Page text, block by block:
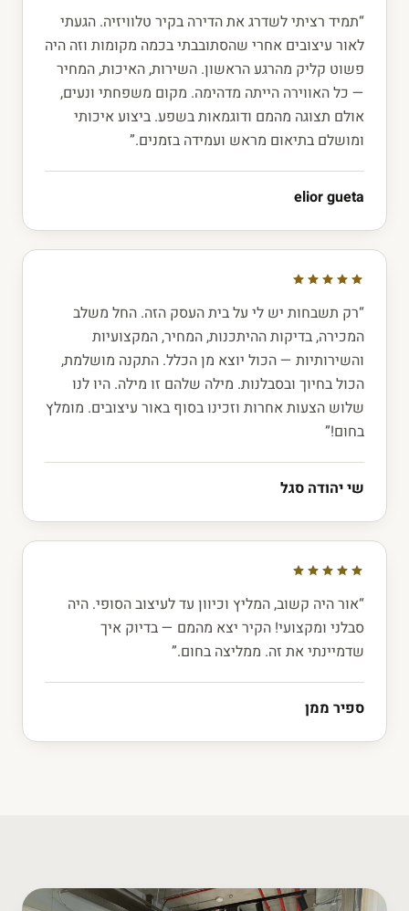
“תמיד רציתי לשדרג את הדירה בקיר טלוויזיה. הגעתי
לאור עיצובים אחרי שהסתובבתי בכמה מקומות וזה היה
פשוט קליק מהרגע הראשון. השירות, האיכות, המחיר
— כל האווירה הייתה מדהימה. מקום משפחתי ונעים,
אולם תצוגה מהמם ודוגמאות בשפע. ביצוע איכותי
ומושלם בתיאום מראש ועמידה בזמנים.”
elior gueta
“רק תשבחות יש לי על בית העסק הזה. החל משלב
המכירה, בדיקות ההיתכנות, המחיר, המקצועיות
והשירותיות — הכול יוצא מן הכלל. התקנה מושלמת,
הכול בחיוך ובסבלנות. מילה שלהם זו מילה. היו לנו
שלוש הצעות אחרות וזכינו בסוף באור עיצובים. מומלץ
בחום!”
שי יהודה סגל
“אור היה קשוב, המליץ וכיוון עד לעיצוב הסופי. היה
סבלני ומקצועי! הקיר יצא מהמם — בדיוק איך
שדמיינתי את זה. ממליצה בחום.”
ספיר ממן